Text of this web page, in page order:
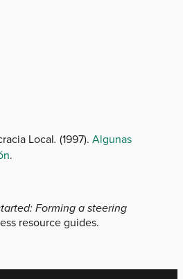
Local. (1997). Algunas
.
Forming a steering
resource guides.